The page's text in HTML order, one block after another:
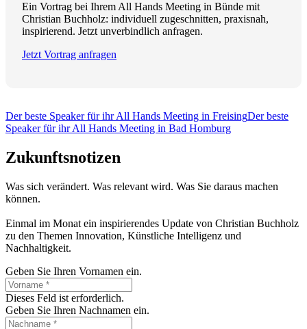
Ein Vortrag bei Ihrem All Hands Meeting in Bünde mit
Christian Buchholz: individuell zugeschnitten, praxisnah,
inspirierend. Jetzt unverbindlich anfragen.
Jetzt Vortrag anfragen
Der beste Speaker für ihr All Hands Meeting in FreisingDer beste
Speaker für ihr All Hands Meeting in Bad Homburg
Zukunftsnotizen
Was sich verändert. Was relevant wird. Was Sie daraus machen
können.
Einmal im Monat ein inspirierendes Update von Christian Buchholz
zu den Themen Innovation, Künstliche Intelligenz und
Nachhaltigkeit.
Geben Sie Ihren Vornamen ein.
Dieses Feld ist erforderlich.
Geben Sie Ihren Nachnamen ein.